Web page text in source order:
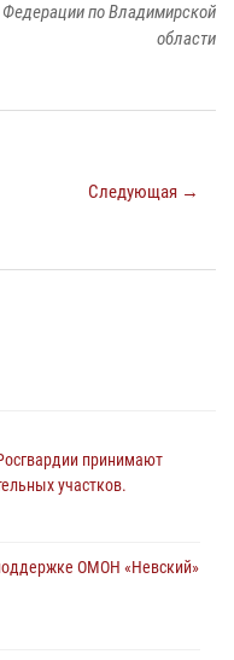
по Владимирской
области
Следующая →
принимают
участков.
ОМОН «Невский»